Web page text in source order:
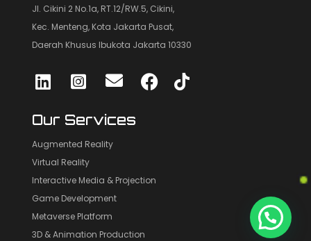
Jl. Cikini 2 No.1a, RT.12/RW.5, Cikini,
Kec. Menteng, Kota Jakarta Pusat,
Daerah Khusus Ibukota Jakarta 10330
Our Services
Augmented Reality
Virtual Reality
Interactive Media & Projection
Game Development
Metaverse Platform
3D & Animation Production